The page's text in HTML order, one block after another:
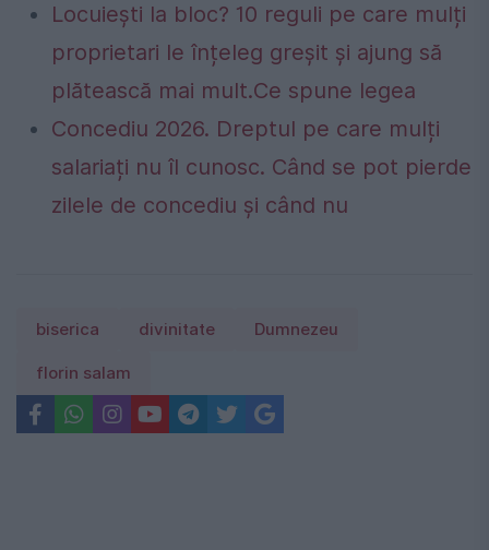
Locuiești la bloc? 10 reguli pe care mulți
proprietari le înțeleg greșit și ajung să
plătească mai mult.Ce spune legea
Concediu 2026. Dreptul pe care mulți
salariați nu îl cunosc. Când se pot pierde
zilele de concediu și când nu
biserica divinitate Dumnezeu
florin salam